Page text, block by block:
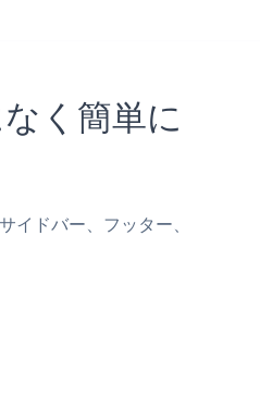
く簡単に
ドバー、フッター、